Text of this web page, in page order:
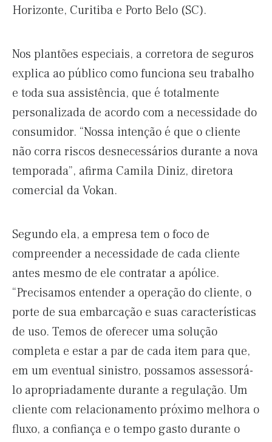
Horizonte, Curitiba e Porto Belo (SC).
Nos plantões especiais, a corretora de seguros
explica ao público como funciona seu trabalho
e toda sua assistência, que é totalmente
personalizada de acordo com a necessidade do
consumidor. “Nossa intenção é que o cliente
não corra riscos desnecessários durante a nova
temporada”, afirma Camila Diniz, diretora
comercial da Vokan.
Segundo ela, a empresa tem o foco de
compreender a necessidade de cada cliente
antes mesmo de ele contratar a apólice.
“Precisamos entender a operação do cliente, o
porte de sua embarcação e suas características
de uso. Temos de oferecer uma solução
completa e estar a par de cada item para que,
em um eventual sinistro, possamos assessorá-
lo apropriadamente durante a regulação. Um
cliente com relacionamento próximo melhora o
fluxo, a confiança e o tempo gasto durante o